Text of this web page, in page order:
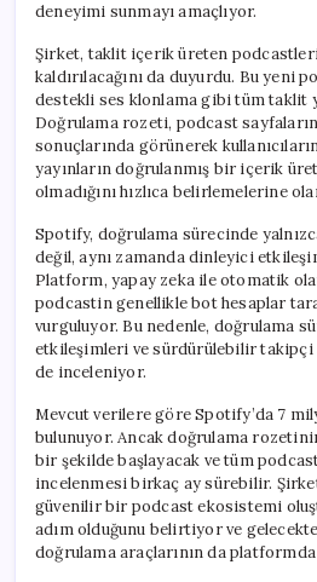
deneyimi sunmayı amaçlıyor.
Şirket, taklit içerik üreten
kaldırılacağını da duyurdu. Bu yeni
destekli ses klonlama gibi tüm taklit
Doğrulama rozeti, podcast
sonuçlarında görünerek
yayınların doğrulanmış bir içerik
olmadığını hızlıca belirlemelerine
Spotify, doğrulama sürecinde
değil, aynı zamanda dinleyici
Platform, yapay zeka ile otomatik
podcastin genellikle bot hesaplar
vurguluyor. Bu nedenle, doğrulama
etkileşimleri ve sürdürülebilir
de inceleniyor.
Mevcut verilere göre Spotify’da 7
bulunuyor. Ancak doğrulama
bir şekilde başlayacak ve tüm
incelenmesi birkaç ay sürebilir.
güvenilir bir podcast ekosistemi
adım olduğunu belirtiyor ve
doğrulama araçlarının da platformda